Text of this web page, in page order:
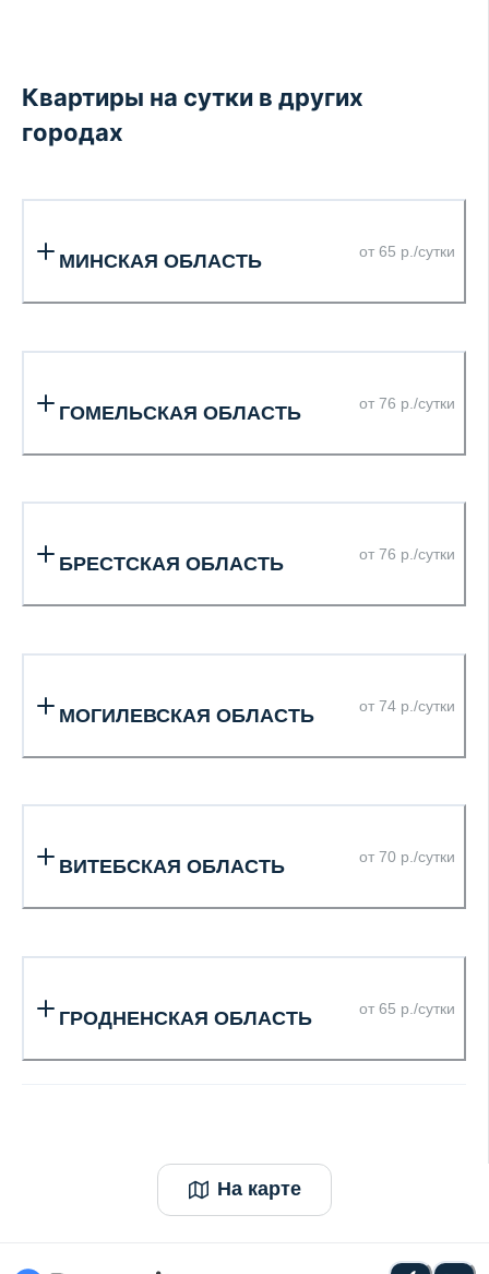
Квартиры на сутки в других
городах
МИНСКАЯ ОБЛАСТЬ от 65 р./сутки
ГОМЕЛЬСКАЯ ОБЛАСТЬ от 76 р./сутки
БРЕСТСКАЯ ОБЛАСТЬ от 76 р./сутки
МОГИЛЕВСКАЯ ОБЛАСТЬ от 74 р./сутки
ВИТЕБСКАЯ ОБЛАСТЬ от 70 р./сутки
ГРОДНЕНСКАЯ ОБЛАСТЬ от 65 р./сутки
На карте